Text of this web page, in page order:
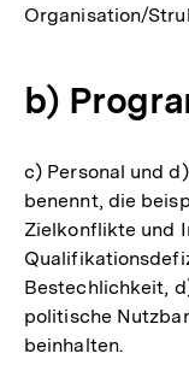
Organisation/
b)
c) Personal und
benennt, die
Zielkonflikte und
Bestechlichkeit,
politische
beinhalten.